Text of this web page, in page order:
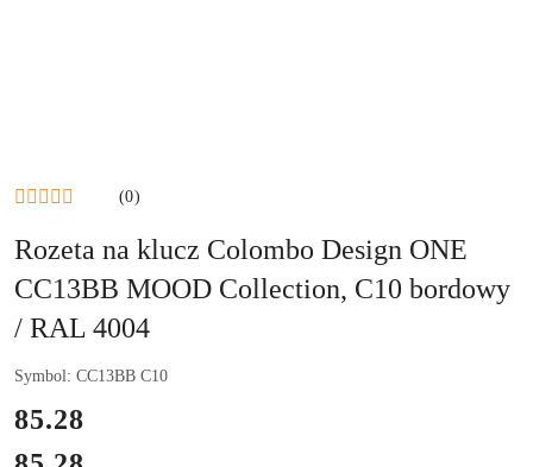
(0)
Rozeta na klucz Colombo Design ONE
CC13BB MOOD Collection, C10 bordowy
/ RAL 4004
Symbol: CC13BB C10
cena:
85.28
Cena: